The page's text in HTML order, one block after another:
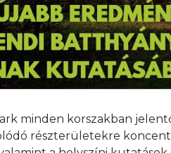
minden korszakban
részterületekre